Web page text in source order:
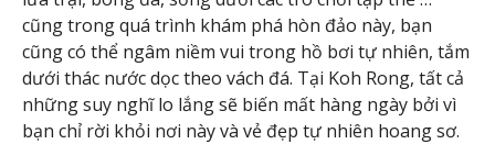
cũng trong quá trình khám phá hòn đảo này, bạn
cũng có thể ngâm niềm vui trong hồ bơi tự nhiên, tắm
dưới thác nước dọc theo vách đá. Tại Koh Rong, tất cả
những suy nghĩ lo lắng sẽ biến mất hàng ngày bởi vì
bạn chỉ rời khỏi nơi này và vẻ đẹp tự nhiên hoang sơ.